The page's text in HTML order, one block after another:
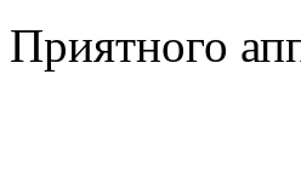
Приятного